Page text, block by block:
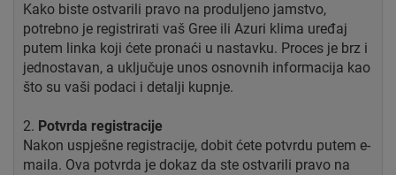
Kako biste ostvarili pravo na produljeno jamstvo,
potrebno je registrirati vaš Gree ili Azuri klima uređaj
putem linka koji ćete pronaći u nastavku. Proces je brz i
jednostavan, a uključuje unos osnovnih informacija kao
što su vaši podaci i detalji kupnje.
2. Potvrda registracije
Nakon uspješne registracije, dobit ćete potvrdu putem e-
maila. Ova potvrda je dokaz da ste ostvarili pravo na